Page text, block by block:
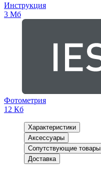
Инструкция
3 Мб
Фотометрия
12 Кб
Характеристики
Аксессуары
Сопутствующие товары
Доставка